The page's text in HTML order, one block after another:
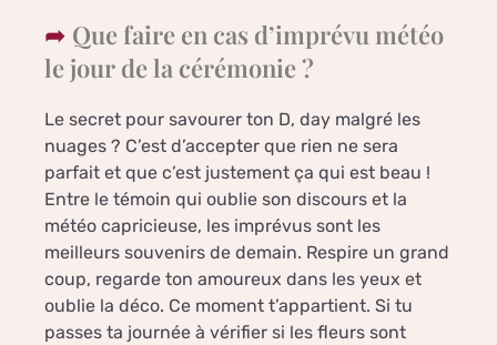
Que faire en cas d’imprévu météo
le jour de la cérémonie ?
Le secret pour savourer ton D, day malgré les
nuages ? C’est d’accepter que rien ne sera
parfait et que c’est justement ça qui est beau !
Entre le témoin qui oublie son discours et la
météo capricieuse, les imprévus sont les
meilleurs souvenirs de demain. Respire un grand
coup, regarde ton amoureux dans les yeux et
oublie la déco. Ce moment t’appartient. Si tu
passes ta journée à vérifier si les fleurs sont